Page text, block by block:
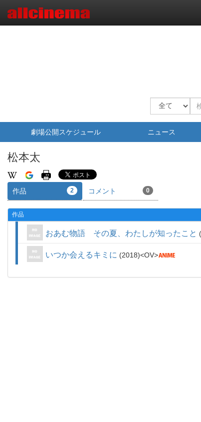
劇場公開スケジュール ニュース
松本太
作品 2 コメント 0
作品
おあむ物語 その夏、わたしが知ったこと
いつか会えるキミに 2018 OV